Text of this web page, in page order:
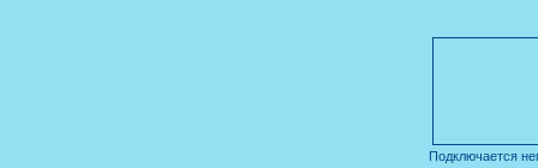
Подключается